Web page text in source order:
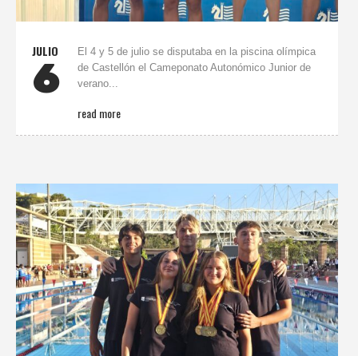
JULIO
6
El 4 y 5 de julio se disputaba en la piscina olímpica
de Castellón el Cameponato Autonómico Junior de
verano...
read more